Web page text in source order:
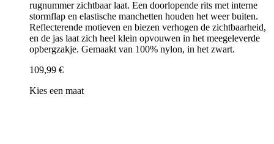
rugnummer zichtbaar laat. Een doorlopende rits met interne
stormflap en elastische manchetten houden het weer buiten.
Reflecterende motieven en biezen verhogen de zichtbaarheid,
en de jas laat zich heel klein opvouwen in het meegeleverde
opbergzakje. Gemaakt van 100% nylon, in het zwart.
109,99 €
Kies een maat